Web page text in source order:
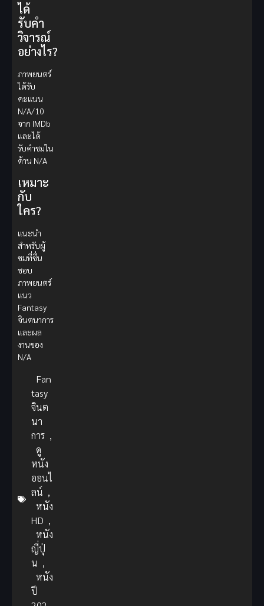
ได้
รับคำ
วิจารณ์
อย่างไร?
ภาพยนตร์
ได้รับ
คะแนน
N/A/10
จาก IMDb
และได้
รับคำชมใน
ด้าน N/A
เหมาะ
กับ
ใคร?
แนะนำ
สำหรับผู้
ชมที่ชื่น
ชอบ
ภาพยนตร์
แนว
Fantasy
จินตนาการ
และผล
งานของ
N/A
Fan
tasy
จินต
นา
การ ,
ดู
หนัง
ออนไ
ลน์ ,
หนัง
HD ,
หนัง
ญี่ปุ่
น ,
หนัง
ปี